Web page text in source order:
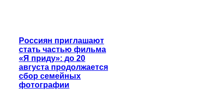
Россиян приглашают
стать частью фильма
«Я приду»: до 20
августа продолжается
сбор семейных
фотографии